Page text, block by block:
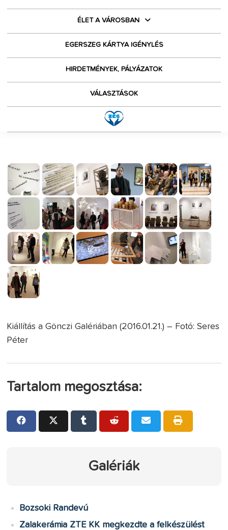
ÉLET A VÁROSBAN
EGERSZEG KÁRTYA IGÉNYLÉS
HIRDETMÉNYEK, PÁLYÁZATOK
VÁLASZTÁSOK
Kiállítás a Gönczi Galériában (2016.01.21.) – Fotó: Seres
Péter
Tartalom megosztása:
Galériák
Bozsoki Randevú
Zalakerámia ZTE KK megkezdte a felkészülést